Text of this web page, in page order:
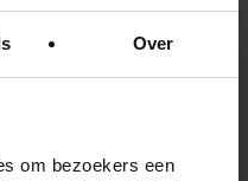
Over
om bezoekers een
en wil je
met mij op via: